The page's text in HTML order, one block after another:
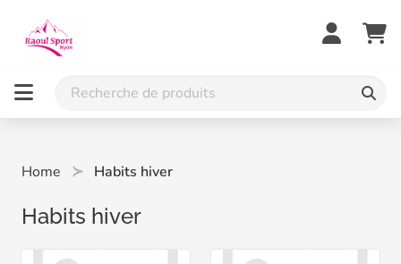
Home Habits hiver
Habits hiver